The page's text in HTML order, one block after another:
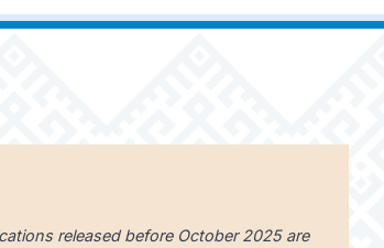
released before October 2025 are